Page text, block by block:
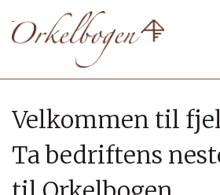
Velkommen til
Ta bedriftens